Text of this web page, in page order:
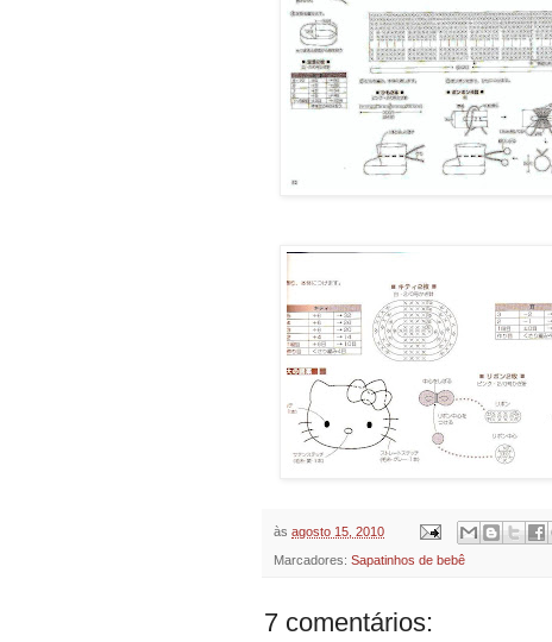
às agosto 15, 2010
Marcadores: Sapatinhos de bebê
7 comentários: